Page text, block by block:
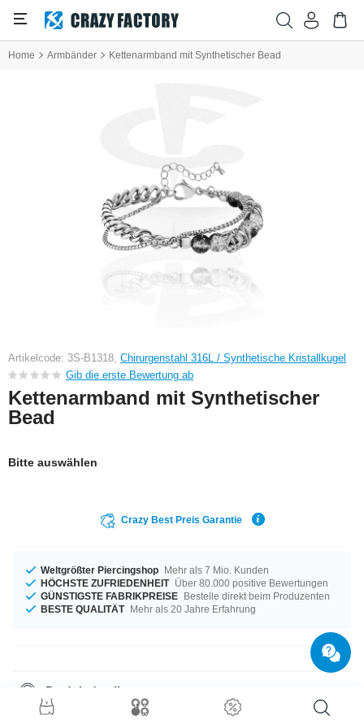
Home Armbänder Kettenarmband mit Synthetischer Bead
Artikelcode: 3S-B1318, Chirurgenstahl 316L / Synthetische Kristallkugel
Gib die erste Bewertung ab
Kettenarmband mit Synthetischer
Bead
Bitte auswählen
Crazy Best Preis Garantie
Weltgrößter Piercingshop Mehr als 7 Mio. Kunden
HÖCHSTE ZUFRIEDENHEIT Über 80.000 positive Bewertungen
GÜNSTIGSTE FABRIKPREISE Bestelle direkt beim Produzenten
BESTE QUALITÄT Mehr als 20 Jahre Erfahrung
Produktdetails
Für dich erhältlich in der Länge von 18 cm. Ein cooles Produkt aus der